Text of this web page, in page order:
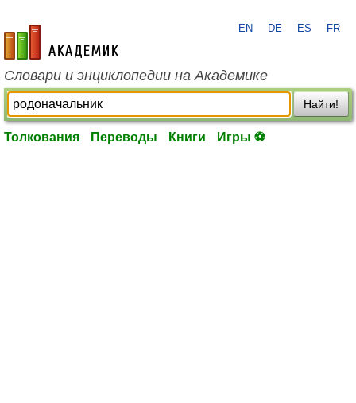
academic.ru
EN DE ES FR
Словари и энциклопедии на Академике
Найти!
Толкования Переводы Книги Игры ⚽